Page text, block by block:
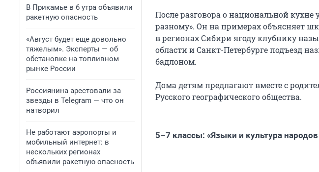
В Прикамье в 6 утра объявили
ракетную опасность
«Август будет еще довольно
тяжелым». Эксперты — об
обстановке на топливном
рынке России
Россиянина арестовали за
звезды в Telegram — что он
натворил
Не работают аэропорты и
мобильный интернет: в
нескольких регионах
объявили ракетную опасность
После разговора о национальной кухне
разному». Он на примерах объясняет
в регионах Сибири ягоду клубнику
области и Санкт-Петербурге подъезд
бадлоном.
Дома детям предлагают вместе с
Русского географического общества.
5–7 классы: «Языки и культура